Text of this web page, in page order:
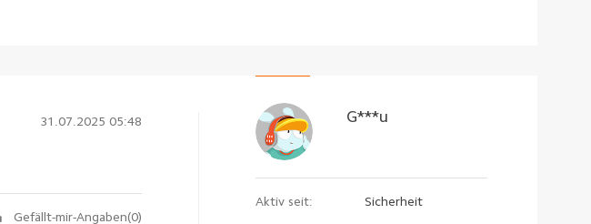
31.07.2025 05:48
Gefällt-mir-Angaben(0)
G***u
Aktiv seit: Sicherheit